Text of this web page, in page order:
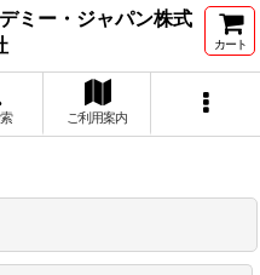
ミー・ジャパン株式
カート
ご利用案内